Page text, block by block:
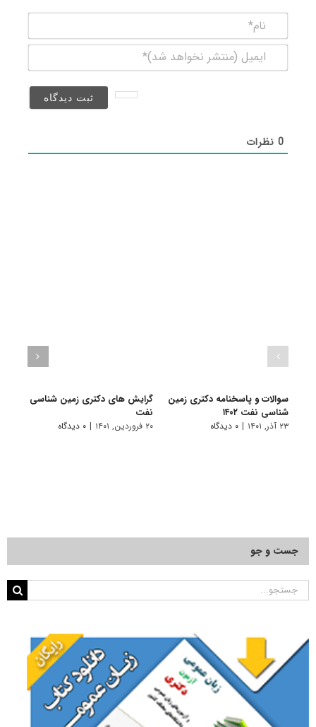
(منتشر
0نظرات
سوالات و پاسخنامه دکتری زمین
شناسی نفت ۱۴۰۲
۲۳ آذر, ۱۴۰۱ | ۰ دیدگاه
گرایش های دکتری زمین شناسی
ﻧﻔﺖ
۲۰ فروردین, ۱۴۰۱ | ۰ دیدگاه
جست و جو
جستجو